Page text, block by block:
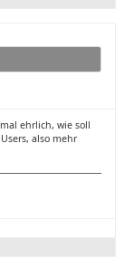
ehrlich, wie soll
also mehr